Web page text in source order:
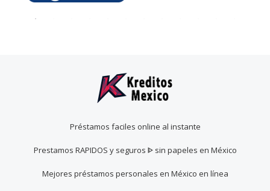
Préstamos faciles online al instante
Prestamos RAPIDOS y seguros ᐈ sin papeles en México
Mejores préstamos personales en México en línea